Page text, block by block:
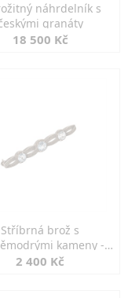
náhrdelník s
granáty
18 500 Kč
Stříbrná brož s
kameny -
jemná elegance
2 400 Kč